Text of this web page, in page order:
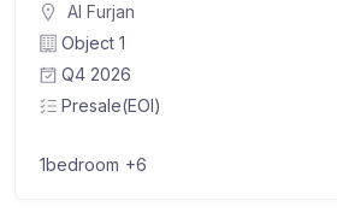
Al Furjan
Object 1
Q4 2026
Presale(EOI)
1bedroom +6